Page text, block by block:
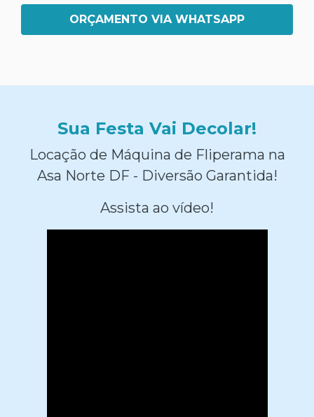
ORÇAMENTO VIA WHATSAPP
Sua Festa Vai Decolar!
Locação de Máquina de Fliperama na
Asa Norte DF - Diversão Garantida!
Assista ao vídeo!